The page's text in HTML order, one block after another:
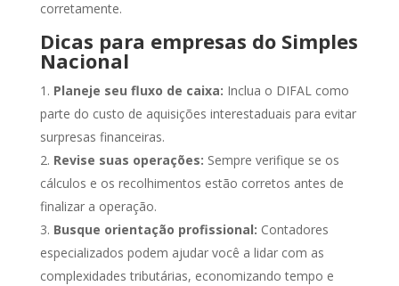
corretamente.
Dicas para empresas do Simples
Nacional
Planeje seu fluxo de caixa: Inclua o DIFAL como
parte do custo de aquisições interestaduais para evitar
surpresas financeiras.
Revise suas operações: Sempre verifique se os
cálculos e os recolhimentos estão corretos antes de
finalizar a operação.
Busque orientação profissional: Contadores
especializados podem ajudar você a lidar com as
complexidades tributárias, economizando tempo e